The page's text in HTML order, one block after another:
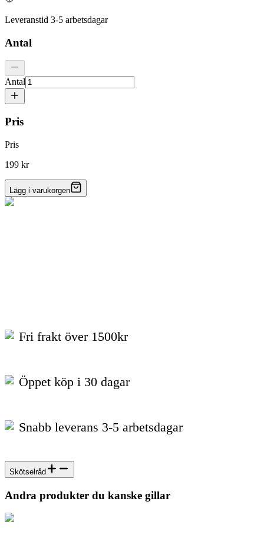
Leveranstid 3-5 arbetsdagar
Antal
Antal
Pris
Pris
199 kr
Lägg i varukorgen
Fri frakt över 1500kr
Öppet köp i 30 dagar
Snabb leverans 3-5 arbetsdagar
Skötselråd
Andra produkter du kanske gillar